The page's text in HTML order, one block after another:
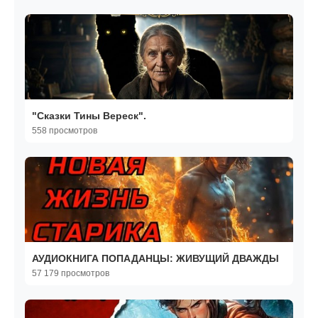
"Сказки Тины Вереск".
558 просмотров
АУДИОКНИГА ПОПАДАНЦЫ: ЖИВУЩИЙ ДВАЖДЫ
57 179 просмотров